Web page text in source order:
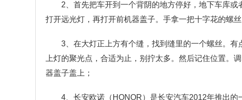
2、首先把车开到一个背阴的地方停好，地下车库
打开远光灯，再打开前机器盖子。手拿一把十字花的螺丝
3、在大灯正上方有个缝，找到缝里的一个螺丝。
上灯的聚光点，合适为止，别拧太多。然后记住位置。
器盖子盖上；
4、长安欧诺（HONOR）是长安汽车2012年推出